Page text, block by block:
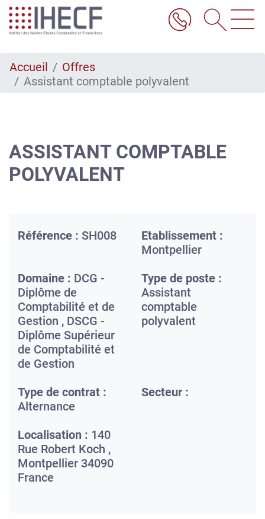
Aller
au
contenu
Accueil
Offres
Assistant comptable polyvalent
ASSISTANT COMPTABLE
POLYVALENT
Référence : SH008
Etablissement :
Montpellier
Domaine : DCG -
Diplôme de
Comptabilité et de
Gestion , DSCG -
Diplôme Supérieur
de Comptabilité et
de Gestion
Type de poste :
Assistant
comptable
polyvalent
Type de contrat :
Alternance
Secteur :
Localisation : 140
Rue Robert Koch ,
Montpellier 34090
France